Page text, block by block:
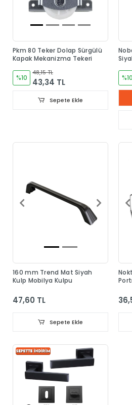
Pkm 80 Teker Dolap Sürgülü
Kapak Mekanizma Tekeri
%10
48,15 TL
43,34 TL
Sepete Ekle
%10
160 mm Trend Mat Siyah
Kulp Mobilya Kulpu
47,60 TL
Sepete Ekle